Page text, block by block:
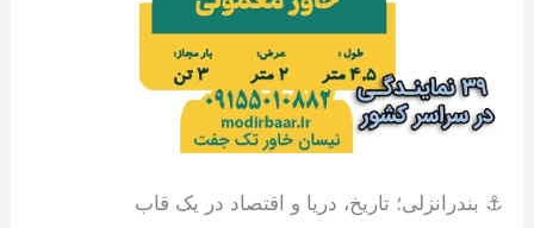
⚓ بندرانزلی؛ تاریخ، دریا و اقتصاد در یک قاب